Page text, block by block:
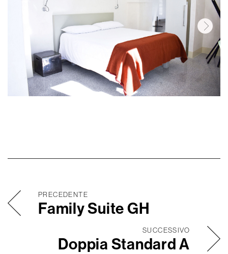
PRECEDENTE
Family Suite GH
SUCCESSIVO
Doppia Standard A